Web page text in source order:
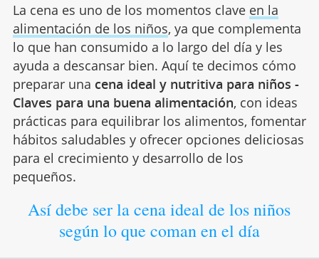
La cena es uno de los momentos clave en la
alimentación de los niños, ya que complementa
lo que han consumido a lo largo del día y les
ayuda a descansar bien. Aquí te decimos cómo
preparar una cena ideal y nutritiva para niños -
Claves para una buena alimentación, con ideas
prácticas para equilibrar los alimentos, fomentar
hábitos saludables y ofrecer opciones deliciosas
para el crecimiento y desarrollo de los
pequeños.
Así debe ser la cena ideal de los niños
según lo que coman en el día